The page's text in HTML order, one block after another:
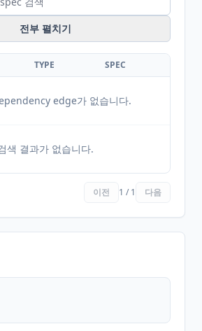
전부 펼치기
TYPE SPEC
edge가 없습니다.
색 결과가 없습니다.
이전 1 / 1 다음